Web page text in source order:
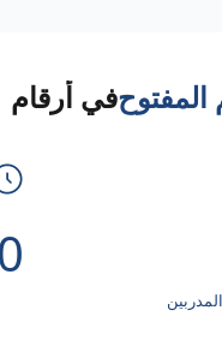
المفتوحفي أرقام